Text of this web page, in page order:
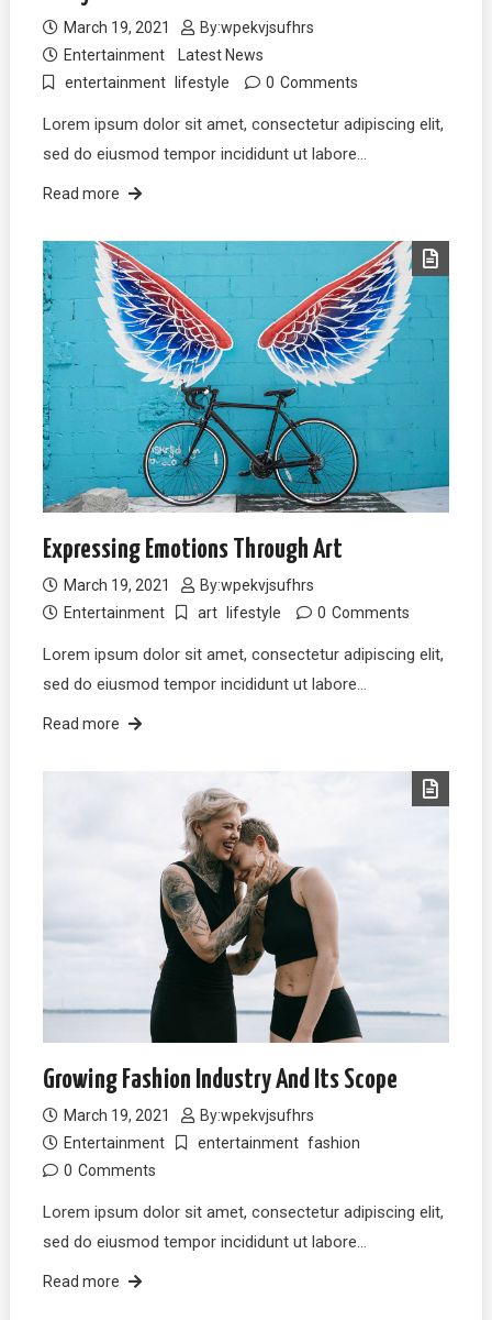
March 19, 2021 By:wpekvjsufhrs
Entertainment
Latest News
entertainment
lifestyle 0 Comments
Lorem ipsum dolor sit amet, consectetur adipiscing elit,
sed do eiusmod tempor incididunt ut labore…
Read more
Expressing Emotions Through Art
March 19, 2021 By:wpekvjsufhrs
Entertainment
art lifestyle 0 Comments
Lorem ipsum dolor sit amet, consectetur adipiscing elit,
sed do eiusmod tempor incididunt ut labore…
Read more
Growing Fashion Industry And Its Scope
March 19, 2021 By:wpekvjsufhrs
Entertainment
entertainment fashion
0 Comments
Lorem ipsum dolor sit amet, consectetur adipiscing elit,
sed do eiusmod tempor incididunt ut labore…
Read more